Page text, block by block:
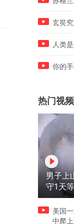
玄奘
人类
你的
热门视频
男子上
守1天
美国
中爬